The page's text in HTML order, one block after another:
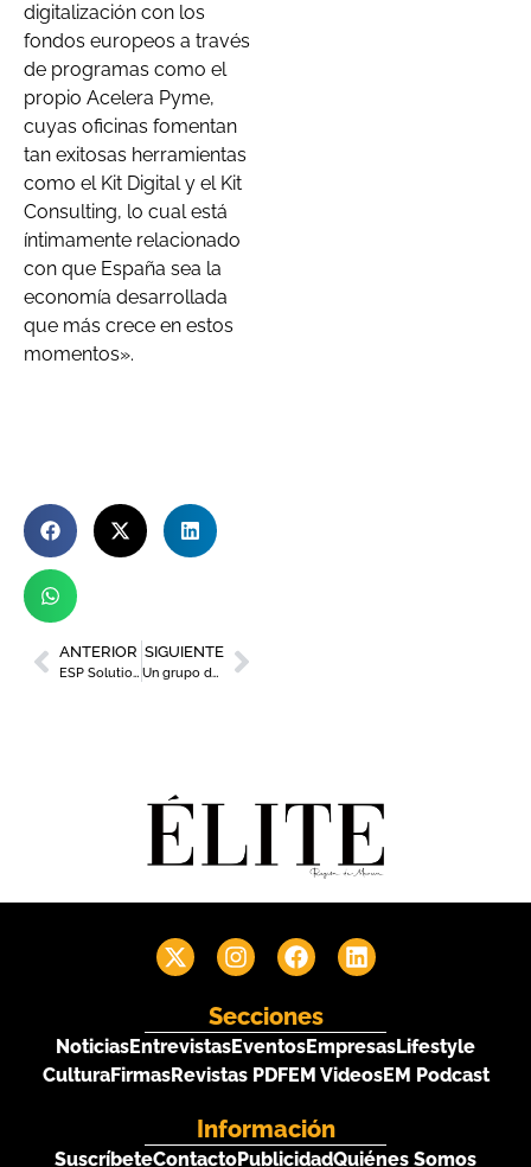
digitalización con los
fondos europeos a través
de programas como el
propio Acelera Pyme,
cuyas oficinas fomentan
tan exitosas herramientas
como el Kit Digital y el Kit
Consulting, lo cual está
íntimamente relacionado
con que España sea la
economía desarrollada
que más crece en estos
momentos».
ANTERIOR
ESP Solutions, premiada como empresa más solidaria del año por el Banco de Alimentos del Segura
SIGUIENTE
Un grupo de enólogos califica como ‘muy buena’ la añada 2024 de la DOP Jumilla
Secciones
NoticiasEntrevistasEventosEmpresasLifestyle
CulturaFirmasRevistas PDFEM VideosEM Podcast
Información
SuscríbeteContactoPublicidadQuiénes Somos